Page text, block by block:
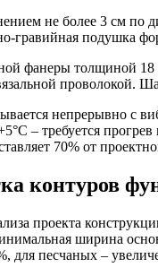
не более 3 см по
гравийная подушка
фанеры толщиной
проволокой.
непрерывно с
– требуется
70% от
контуров
проекта
ширина
для песчаных –